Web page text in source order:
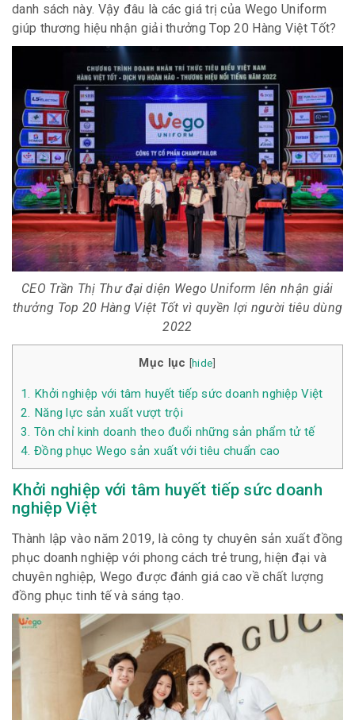
danh sách này. Vậy đâu là các giá trị của Wego Uniform
giúp thương hiệu nhận giải thưởngTop 20 Hàng Việt Tốt?
CEO Trần Thị Thư đại diện Wego Uniform lên nhận giải
thưởng Top 20 Hàng Việt Tốt vì quyền lợi người tiêu dùng
2022
Mục lục [hide]
1. Khởi nghiệp với tâm huyết tiếp sức doanh nghiệp Việt
2. Năng lực sản xuất vượt trội
3. Tôn chỉ kinh doanh theo đuổi những sản phẩm tử tế
4. Đồng phục Wego sản xuất với tiêu chuẩn cao
Khởi nghiệp với tâm huyết tiếp sức doanh
nghiệp Việt
Thành lập vào năm 2019, là công ty chuyên sản xuất đồng
phục doanh nghiệp với phong cách trẻ trung, hiện đại và
chuyên nghiệp, Wego được đánh giá cao về chất lượng
đồng phục tinh tế và sáng tạo.